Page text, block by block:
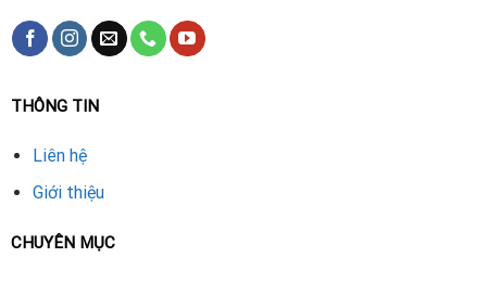
THÔNG TIN
Liên hệ
Giới thiệu
CHUYÊN MỤC